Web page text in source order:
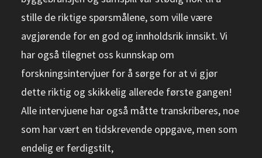
stille de riktige spørsmålene, som ville være
avgjørende for en god og innholdsrik innsikt. Vi
har også tilegnet oss kunnskap om
forskningsintervjuer for å sørge for at vi gjør
dette riktig og skikkelig allerede første gangen!
Alle intervjuene har også måtte transkriberes, noe
som har vært en tidskrevende oppgave, men som
endelig er ferdigstilt,